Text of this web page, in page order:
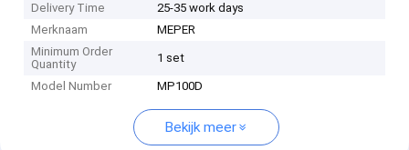
Delivery Time
25-35 work days
Merknaam
MEPER
Minimum Order
Quantity
1 set
Model Number MP100D
Bekijk meer